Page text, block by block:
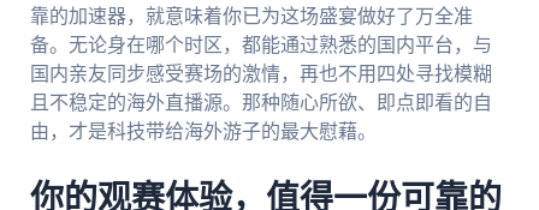
靠的加速器，就意味着你已为这场盛宴做好了万全准
备。无论身在哪个时区，都能通过熟悉的国内平台，与
国内亲友同步感受赛场的激情，再也不用四处寻找模糊
且不稳定的海外直播源。那种随心所欲、即点即看的自
由，才是科技带给海外游子的最大慰藉。
你的观赛体验，值得一份可靠的